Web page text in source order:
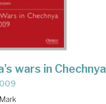
wars in Chechnya